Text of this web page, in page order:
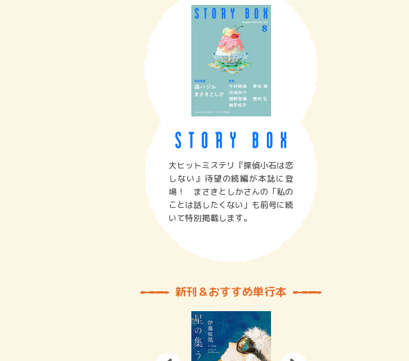
大ヒットミステリ『探偵小石は恋
しない』待望の続編が本誌に登
場！ まさきとしかさんの「私の
ことは話したくない」も前号に続
いて特別掲載します。
新刊＆おすすめ単行本